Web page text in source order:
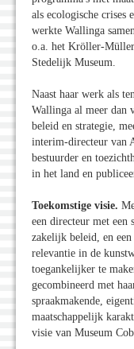
als ecologische
werkte Wallinga
o.a. het Kröller-Müller
Stedelijk Museum.
Naast haar werk als
Wallinga al meer dan
beleid en strategie,
interim-directeur van
bestuurder en
in het land en
Toekomstige visie.
een directeur met een
zakelijk beleid, en
relevantie in de
toegankelijker te
gecombineerd met
spraakmakende,
maatschappelijk
visie van Museum